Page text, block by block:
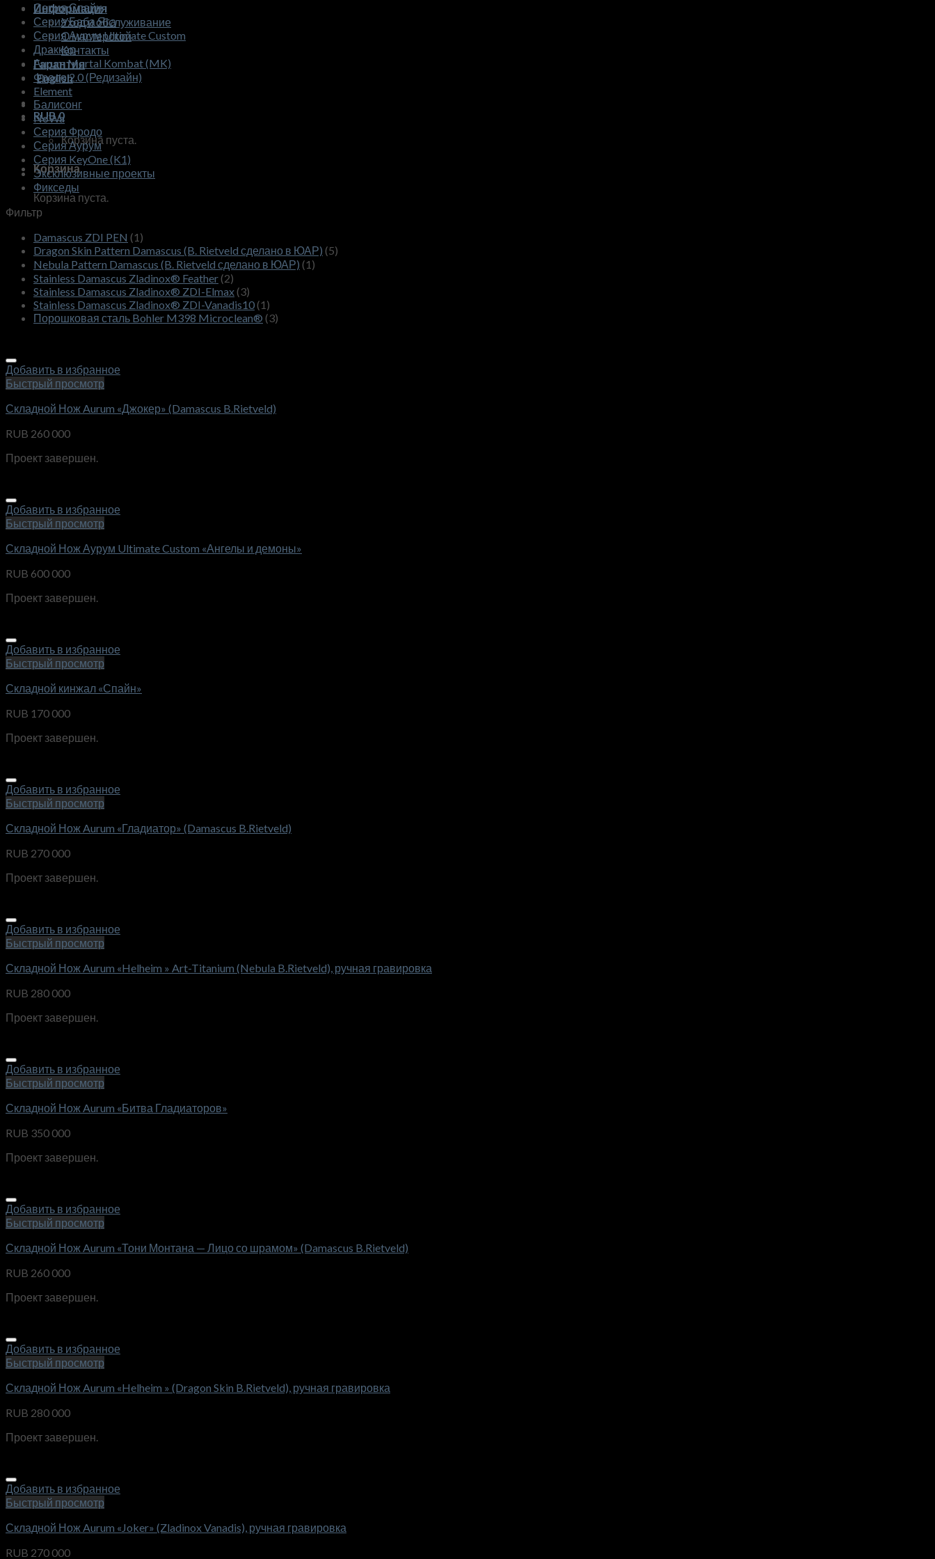
Информация
Уход и обслуживание
О мастерской
Контакты
Гарантия
English
RUB0
Корзина пуста.
Корзина
Корзина пуста.
Серия Спайн
Серия Баба Яга
Серия Аурум Ultimate Custom
Драккар
Аurum Mortal Kombat (MK)
Фродо 2.0 (Редизайн)
Element
Балисонг
NoWa
Серия Фродо
Серия Аурум
Серия KeyOne (K1)
Эксклюзивные проекты
Фикседы
Фильтр
Damascus ZDI PEN (1)
Dragon Skin Pattern Damascus (B. Rietveld сделано в ЮАР) (5)
Nebula Pattern Damascus (B. Rietveld сделано в ЮАР) (1)
Stainless Damascus Zladinox® Feather(2)
Stainless Damascus Zladinox® ZDI-Elmax(3)
Stainless Damascus Zladinox® ZDI-Vanadis10(1)
Порошковая сталь Bohler M398 Microclean® (3)
Добавить в избранное
Быстрый просмотр
Складной Нож Aurum «Джокер» (Damascus B.Rietveld)
RUB 260 000
Проект завершен.
Добавить в избранное
Быстрый просмотр
Складной Нож Аурум Ultimate Custom «Ангелы и демоны»
RUB 600 000
Проект завершен.
Добавить в избранное
Быстрый просмотр
Складной кинжал «Спайн»
RUB 170 000
Проект завершен.
Добавить в избранное
Быстрый просмотр
Складной Нож Aurum «Гладиатор» (Damascus B.Rietveld)
RUB 270 000
Проект завершен.
Добавить в избранное
Быстрый просмотр
Складной Нож Aurum «Helheim » Art-Titanium (Nebula B.Rietveld), ручная гравировка
RUB 280 000
Проект завершен.
Добавить в избранное
Быстрый просмотр
Складной Нож Aurum «Битва Гладиаторов»
RUB 350 000
Проект завершен.
Добавить в избранное
Быстрый просмотр
Складной Нож Aurum «Тони Монтана — Лицо со шрамом» (Damascus B.Rietveld)
RUB 260 000
Проект завершен.
Добавить в избранное
Быстрый просмотр
Складной Нож Aurum «Helheim » (Dragon Skin B.Rietveld), ручная гравировка
RUB 280 000
Проект завершен.
Добавить в избранное
Быстрый просмотр
Складной Нож Aurum «Joker» (Zladinox Vanadis), ручная гравировка
RUB 270 000